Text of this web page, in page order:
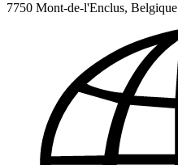
7750 Mont-de-l'Enclus, Belgique